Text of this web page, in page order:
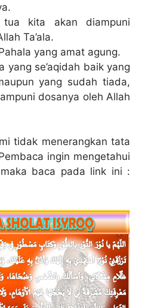
tua kita akan diampuni
Ta’ala.
yang amat agung.
yang se’aqidah baik yang
yang sudah tiada,
dosanya oleh Allah
tidak menerangkan tata
ingin mengetahui
baca pada link ini :